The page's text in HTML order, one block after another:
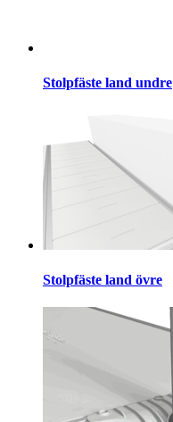
Stolpfäste land undre
Stolpfäste land övre